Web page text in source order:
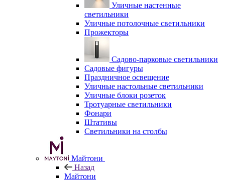
Уличные настенные
светильники
Уличные потолочные светильники
Прожекторы
Садово-парковые светильники
Садовые фигуры
Праздничное освещение
Уличные настольные светильники
Уличные блоки розеток
Тротуарные светильники
Фонари
Штативы
Светильники на столбы
Майтони
Назад
Майтони